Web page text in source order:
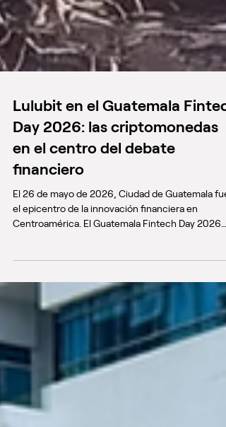
Lulubit en el Guatemala
Day 2026: las criptomonedas
en el centro del debate
financiero
El 26 de mayo de 2026, Ciudad de Guatemala fue
el epicentro de la innovación financiera en
reunió en el Centro de Convenciones Épica a más
bancarios, reguladores, inversionistas y líderes
tecnológicos de toda la región. Un solo día, más
40 speakers, más de 20 conferencias y una
pregunta que lo atravesó todo: ¿cómo se
el futuro financiero de Guatemala y
Lulubit